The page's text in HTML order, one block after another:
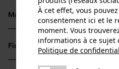
Grâce à des maillons de
longtemps sur la chaîne de
Détails du produit
Type dactivité
Matériau & entretien
Matériau
Fiches techniques
Fiche technique du fabricant
À cet effet, vous
consentement ici et le
moment. Vous
informations à ce sujet
Politique de
partager